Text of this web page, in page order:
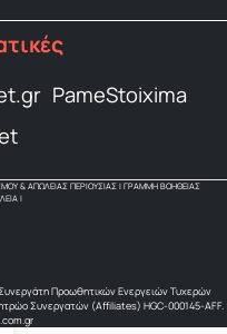
PameStoixima
& ΑΠΩΛΕΙΑΣ ΠΕΡΙΟΥΣΙΑΣ | ΓΡΑΜΜΗ ΒΟΗΘΕΙΑΣ
|
Προωθητικών Ενεργειών Τυχερών
Συνεργατών (Affiliates) HGC-000145-AFF.